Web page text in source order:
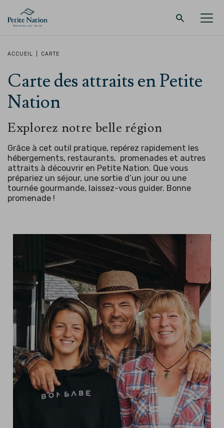
Retour au menu principal
LA RÉGION
Retour au menu principal
PROMENADES – QUOI FAIRE
Retour au menu principal
HÉBERGEMENT
Retour au menu principal
RESTAURANT
ACCUEIL CARTE
Carte des attraits en Petite
Nation
Explorez notre belle région
Grâce à cet outil pratique, repérez rapidement les
hébergements, restaurants, promenades et autres
attraits à découvrir en Petite Nation. Que vous
prépariez un séjour, une sortie d’un jour ou une
tournée gourmande, laissez-vous guider. Bonne
promenade !